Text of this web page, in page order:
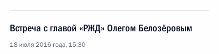
Встреча с главой «РЖД» Олегом Белозёровым
18 июля 2016 года, 15:30